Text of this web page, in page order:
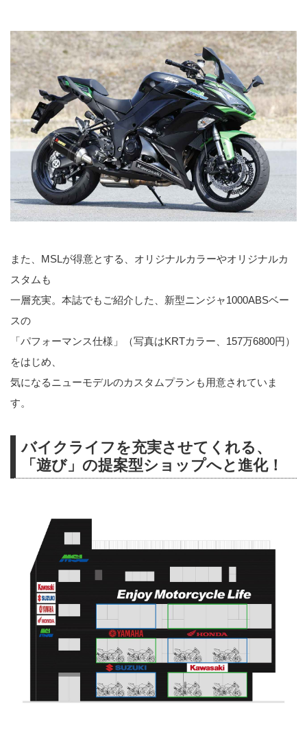
また、MSLが得意とする、オリジナルカラーやオリジナルカ
スタムも
一層充実。本誌でもご紹介した、新型ニンジャ1000ABSベー
スの
「パフォーマンス仕様」（写真はKRTカラー、157万6800円）
をはじめ、
気になるニューモデルのカスタムプランも用意されていま
す。
バイクライフを充実させてくれる、
「遊び」の提案型ショップへと進化！